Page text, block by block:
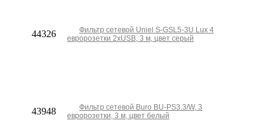
44326
Фильтр сетевой Uniel S-GSL5-3U Lux 4
евророзетки 2хUSB, 3 м, цвет серый
43948
Фильтр сетевой Buro BU-PS3.3/W, 3
евророзетки, 3 м, цвет белый